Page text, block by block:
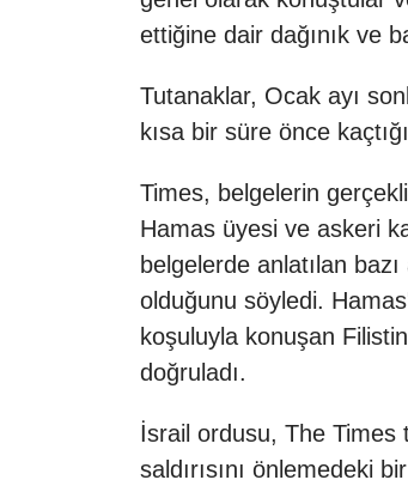
ettiğine dair dağınık ve
Tutanaklar, Ocak ayı
kısa bir süre önce
Times, belgelerin
Hamas üyesi ve askeri
belgelerde anlatılan
olduğunu söyledi.
koşuluyla konuşan
doğruladı.
İsrail ordusu, The Times
saldırısını önlemedeki